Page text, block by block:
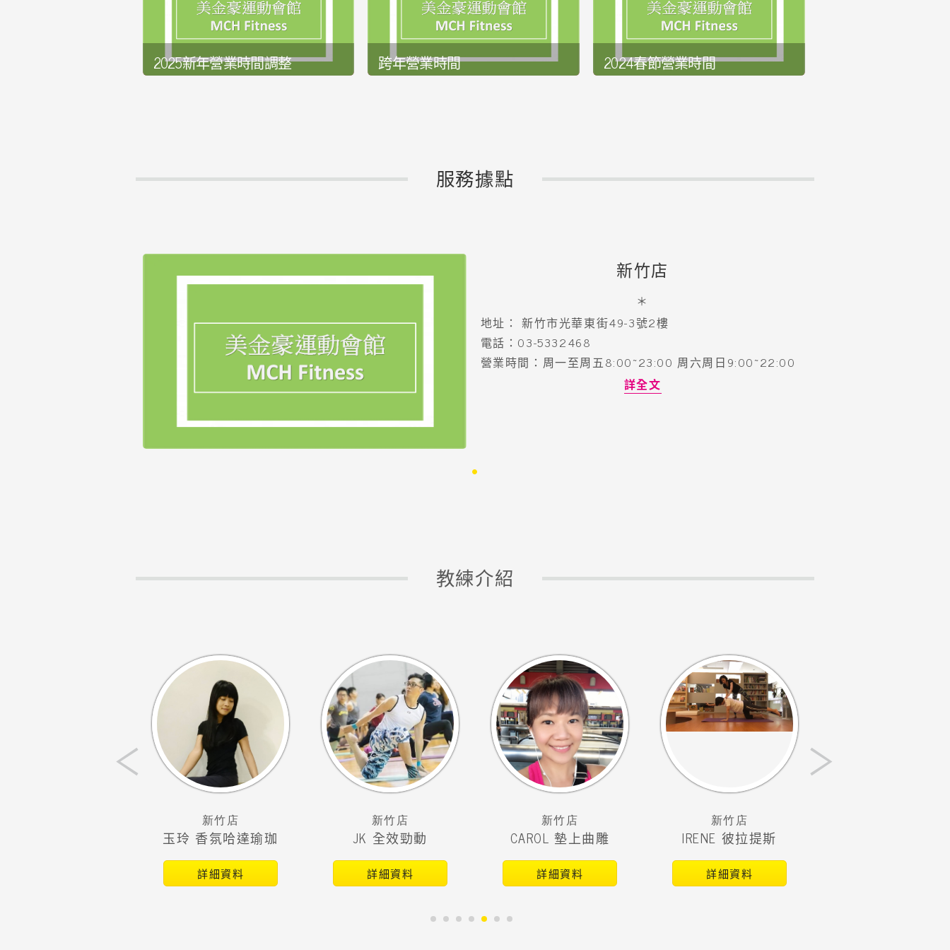
2025新年營業時間調整 跨年營業時間 2024春節營業時間
服務據點
新竹店
＊
地址： 新竹市光華東街49-3號2樓
電話：03-5332468
營業時間：周一至周五8:00~23:00 周六周日9:00~22:00
詳全文
•
教練介紹
新竹店
玉玲 香氛哈達瑜珈
詳細資料
新竹店
JK 全效勁動
詳細資料
新竹店
CAROL 墊上曲雕
詳細資料
新竹店
IRENE 彼拉提斯
詳細資料
‹ ›